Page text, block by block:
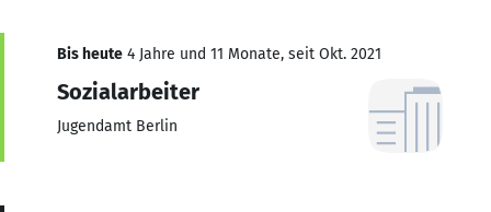
Bis heute 4 Jahre und 11 Monate, seit Okt. 2021
Sozialarbeiter
Jugendamt Berlin